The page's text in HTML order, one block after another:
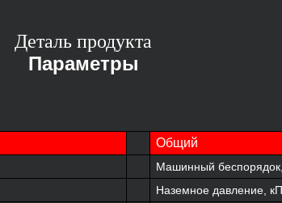
Деталь продукта
Параметры
Общий
Машинный беспорядок,
Наземное давление,